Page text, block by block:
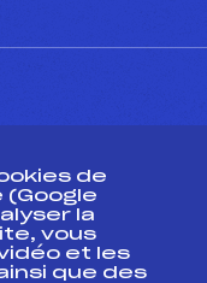
de
(Google
la
vous
et les
que des